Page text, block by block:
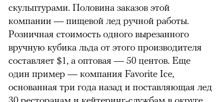
скульптурами. Половина заказов этой
компании—пищевой лед ручной работы.
Розничная стоимость одного вырезанного
вручную кубика льда от этого производителя
составляет $1, а оптовая—50 центов. Еще
один пример—компания Favorite Ice,
основанная три года назад и поставляющая лед
30 ресторанам и кейтеринг-службам в округе